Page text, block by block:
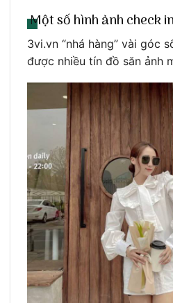
Một số hình ảnh check
3vi.vn “nhá hàng” vài góc
được nhiều tín đồ săn ảnh